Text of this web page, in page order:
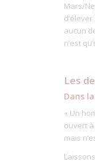
Mars/
aucun
n’est
Les
Dans
« Un
ouvert
mais